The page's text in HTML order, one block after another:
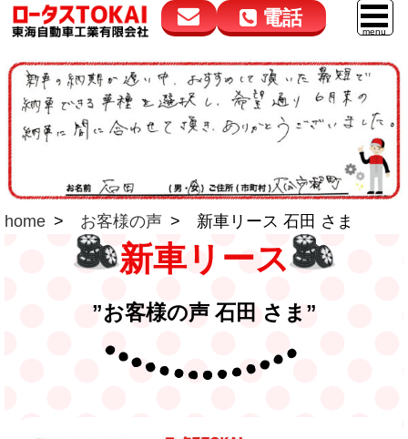
電話
花高松本店
050-5264-4432
9:00～18:00
大在店
050-5264-4433
9:00～18:00
マイカーリース
車販売
スマイル車検
鈑金・塗装
点検・整備
自動車保険
ロードサービス
home お客様の声 新車リース 石田 さま
新車リース
”お客様の声 石田 さま”